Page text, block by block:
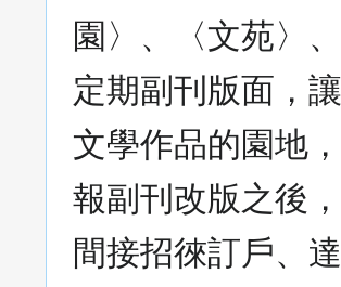
園〉、〈文苑〉
定期副刊版面，
文學作品的園地
報副刊改版之後
間接招徠訂戶、